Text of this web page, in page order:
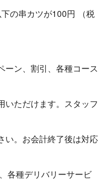
の串カツが100円 （税
ーン、割引、各種コース
いただけます。スタッフ
い。お会計終了後は対応
各種デリバリーサービ